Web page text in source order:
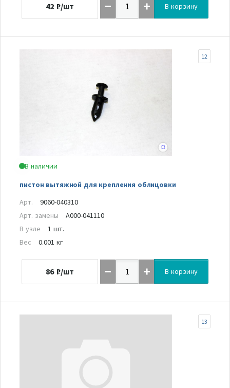
42 ₽/шт В корзину
В наличии
пистон вытяжной для крепления облицовки
12
Арт.
9060-040310
Арт. замены
A000-041110
В узле
1 шт.
Вес
0.001 кг
86 ₽/шт В корзину
13